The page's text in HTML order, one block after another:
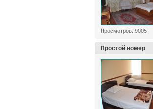
Просмотров: 9005
Простой номер